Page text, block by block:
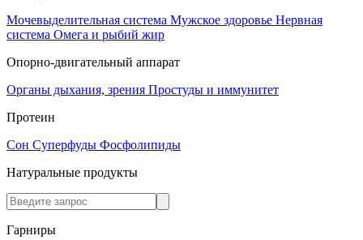
Мочевыделительная система Мужское здоровье Нервная
система Омега и рыбий жир
Опорно-двигательный аппарат
Органы дыхания, зрения Простуды и иммунитет
Протеин
Сон Суперфуды Фосфолипиды
Натуральные продукты
Гарниры